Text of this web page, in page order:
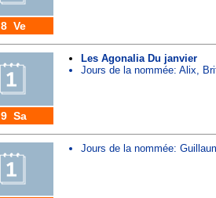
8 Ve
9 Sa
Les Agonalia Du janvier
Jours de la nommée: Alix,
Jours de la nommée: